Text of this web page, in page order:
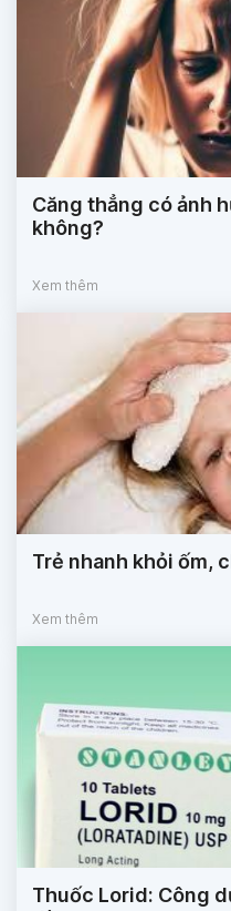
Căng thẳng có ảnh
không?
Xem thêm
Trẻ nhanh khỏi ốm,
Xem thêm
Thuốc Lorid: Công